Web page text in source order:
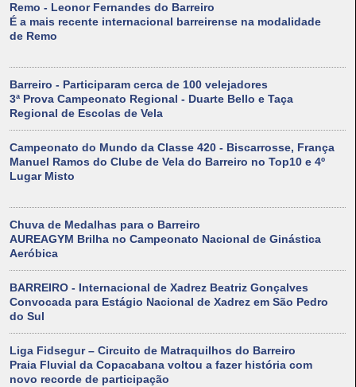
Remo - Leonor Fernandes do Barreiro
É a mais recente internacional barreirense na modalidade
de Remo
Barreiro - Participaram cerca de 100 velejadores
3ª Prova Campeonato Regional - Duarte Bello e Taça
Regional de Escolas de Vela
Campeonato do Mundo da Classe 420 - Biscarrosse, França
Manuel Ramos do Clube de Vela do Barreiro no Top10 e 4º
Lugar Misto
Chuva de Medalhas para o Barreiro
AUREAGYM Brilha no Campeonato Nacional de Ginástica
Aeróbica
BARREIRO - Internacional de Xadrez Beatriz Gonçalves
Convocada para Estágio Nacional de Xadrez em São Pedro
do Sul
Liga Fidsegur – Circuito de Matraquilhos do Barreiro
Praia Fluvial da Copacabana voltou a fazer história com
novo recorde de participação